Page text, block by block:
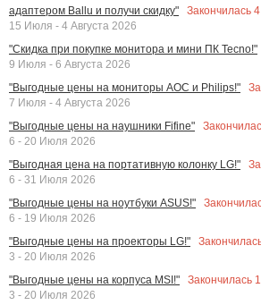
адаптером Ballu и получи скидку"
Закончилась 4
15 Июля - 4 Августа 2026
"Скидка при покупке монитора и мини ПК Tecno!"
9 Июля - 6 Августа 2026
"Выгодные цены на мониторы AOC и Philips!"
7 Июля - 4 Августа 2026
"Выгодные цены на наушники Fifine"
6 - 20 Июля 2026
"Выгодная цена на портативную колонку LG!"
6 - 31 Июля 2026
"Выгодные цены на ноутбуки ASUS!"
6 - 19 Июля 2026
"Выгодные цены на проекторы LG!"
3 - 20 Июля 2026
"Выгодные цены на корпуса MSI!"
Закончилась
3 - 20 Июля 2026